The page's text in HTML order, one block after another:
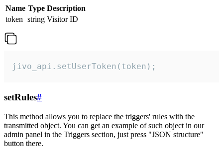
Name Type Description
token string Visitor ID
jivo_api.setUserToken(token);
setRules#
This method allows you to replace the triggers' rules with the
transmitted object. You can get an example of such object in our
admin panel in the Triggers section, just press "JSON structure"
button there.